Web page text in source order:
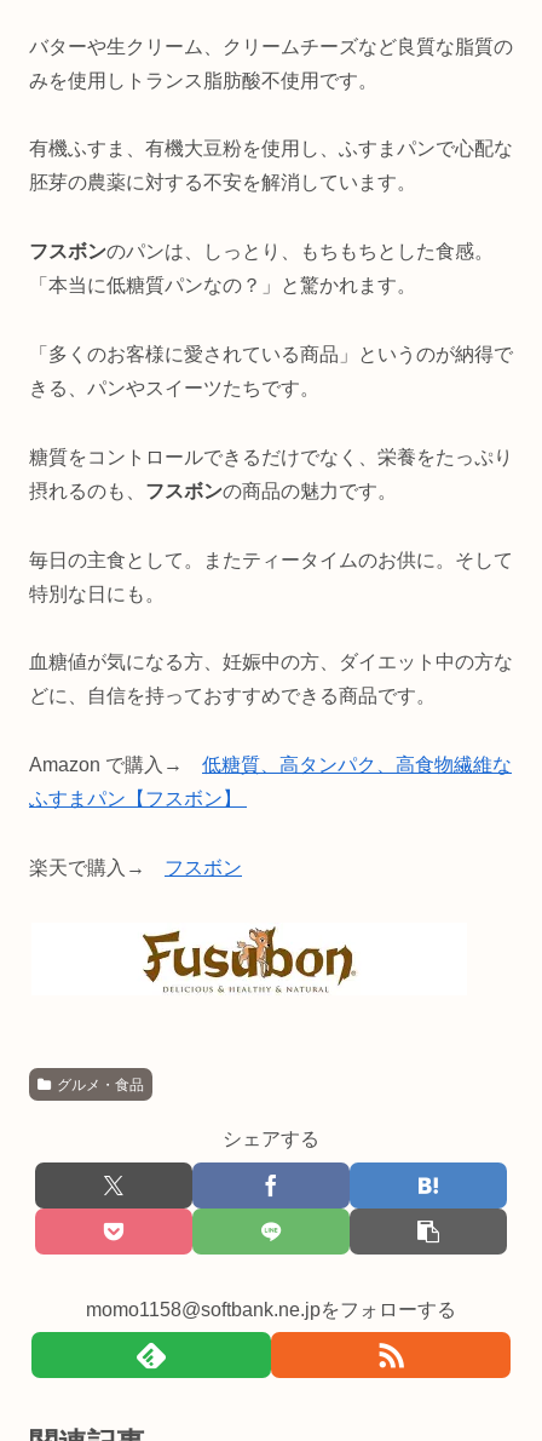
バターや生クリーム、クリームチーズなど良質な脂質の
みを使用しトランス脂肪酸不使用です。
有機ふすま、有機大豆粉を使用し、ふすまパンで心配な
胚芽の農薬に対する不安を解消しています。
フスボンのパンは 、しっとり、もちもちとした食感。
「本当に低糖質パンなの？」と驚かれます。
「多くのお客様に愛されている商品」というのが納得で
きる、パンやスイーツたちです。
糖質をコントロールできるだけでなく、栄養をたっぷり
摂れるのも、 フスボンの商品の魅力です。
毎日の主食として。またティータイムのお供に。そして
特別な日にも。
血糖値が気になる方、妊娠中の方、ダイエット中の方な
どに、自信を持っておすすめできる商品です。
Amazon で購入→ 低糖質、高タンパク、高食物繊維な
ふすまパン【フスボン】
楽天で購入→ フスボン
グルメ・食品
シェアする
momo1158@softbank.ne.jpをフォローする